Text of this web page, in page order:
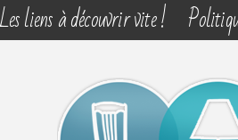
Les liens à découvrir vite !